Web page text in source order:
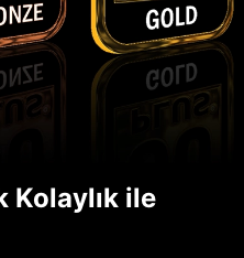
Kolaylık ile